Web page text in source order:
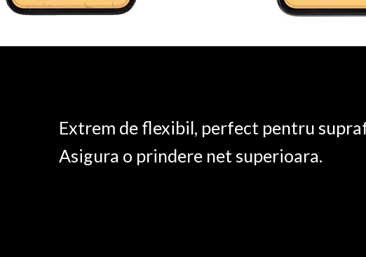
Extrem de flexibil, perfect pentru
Asigura o prindere net superioara.